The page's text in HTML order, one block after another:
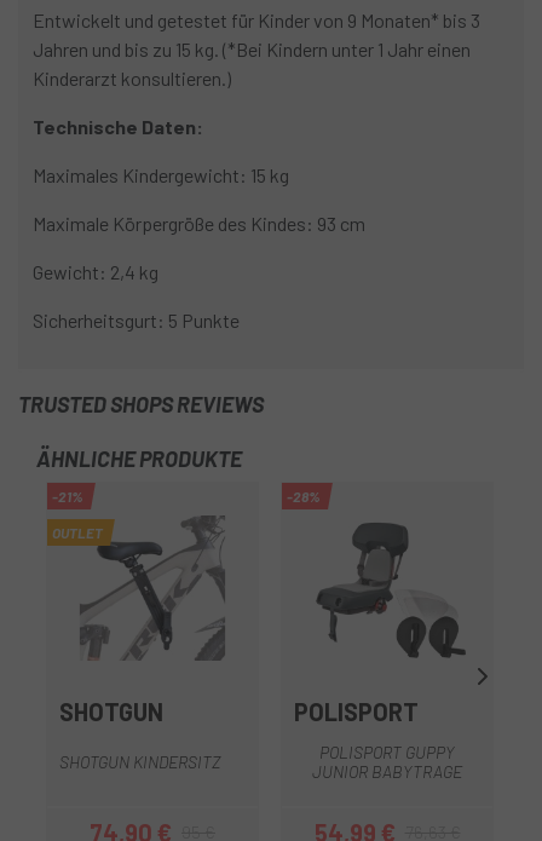
Entwickelt und getestet für Kinder von 9 Monaten* bis 3
Jahren und bis zu 15 kg. (*Bei Kindern unter 1 Jahr einen
Kinderarzt konsultieren.)
Technische Daten:
Maximales Kindergewicht: 15 kg
Maximale Körpergröße des Kindes: 93 cm
Gewicht: 2,4 kg
Sicherheitsgurt: 5 Punkte
TRUSTED SHOPS REVIEWS
ÄHNLICHE PRODUKTE
-21%
OUTLET
SHOTGUN
SHOTGUN KINDERSITZ
74,90 €
-28%
POLISPORT
POLISPORT GUPPY
JUNIOR BABYTRAGE
54,99 €